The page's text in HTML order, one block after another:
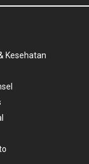
Kesehatan